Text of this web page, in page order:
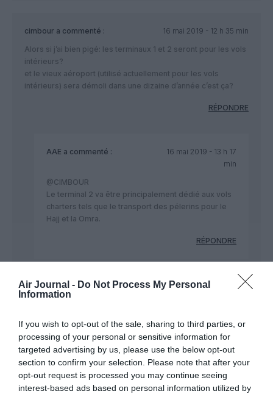
Air Journal - Do Not Process My Personal
Information
If you wish to opt-out of the sale, sharing to third parties, or
processing of your personal or sensitive information for
targeted advertising by us, please use the below opt-out
section to confirm your selection. Please note that after your
opt-out request is processed you may continue seeing
interest-based ads based on personal information utilized by
cimbour a commenté :
16 mai 2019 - 12 h 35 min
Alors si j’ai bien pigé: les terminaux 1 et 2 seront pour les vols
intérieurs?
et le vieux aéroport (utilisé actuellement pour les vols
intérieurs) sera démoli dans une dizaine d’année c’est ça?
RÉPONDRE
AAE a commenté :
16 mai 2019 - 13 h 17
min
@CIMBOUR
Le terminal 2 va être principalement dédié aux vols
charters tels que le transport des pélerins pour le
Hajj et la Omra.
RÉPONDRE
“la compagnie dessert l’Algérie (Alger, Béjaïa, Constantine,
Oran, Sétif et Tlemcen)”
Les aéroports de Oran/Tlemcen et Setif/Constantine sont
trop proches 2 a 2 (a peine 110 km de distance) AMHA elle
aurait mieux fait de remplacer Tlemcen et Constantine par
Chlef et Annaba qui sont mal desservis.